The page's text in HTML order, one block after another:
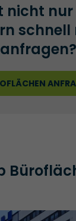
nicht
anfragen?